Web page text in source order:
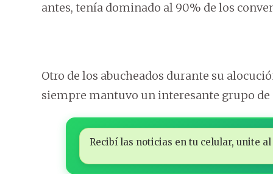
antes, tenía dominado al 90% de los
Otro de los abucheados durante su
siempre mantuvo un interesante grupo
Recibí las noticias en tu celular, unite